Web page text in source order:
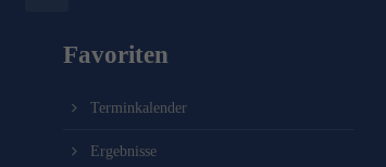
Favoriten
Terminkalender
Ergebnisse